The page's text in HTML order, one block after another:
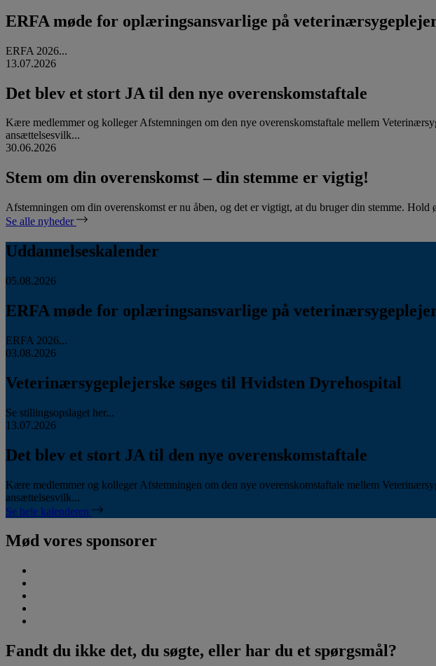
ERFA møde for oplæringsansvarlige på
ERFA 2026...
13.07.2026
Det blev et stort JA til den nye overenskomstaftale
Kære medlemmer og kolleger Afstemningen om den nye overenskomstaftale mellem
ansættelsesvilk...
30.06.2026
Stem om din overenskomst – din stemme er vigtig!
Afstemningen om din overenskomst er nu åben, og det er vigtigt, at du bruger din stemme.
Se alle nyheder
Uddannelseskalender
05.08.2026
ERFA møde for oplæringsansvarlige på
ERFA 2026...
03.08.2026
Veterinærsygeplejerske søges til Hvidsten Dyrehospital
Se stillingsopslaget her...
13.07.2026
Det blev et stort JA til den nye overenskomstaftale
Kære medlemmer og kolleger Afstemningen om den nye overenskomstaftale mellem
ansættelsesvilk...
Se hele kalenderen
Mød vores sponsorer
Fandt du ikke det, du søgte, eller har du et spørgsmål?